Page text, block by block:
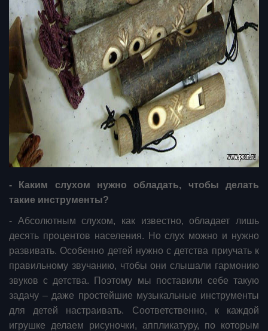
- Каким слухом нужно обладать, чтобы делать
такие инструменты?
- Абсолютным слухом, как известно, обладает лишь
десять процентов населения. Но слух можно и нужно
развивать. Особенно детей нужно с детства приучать к
правильному звучанию, чтобы они слышали гармонию
звуков с детства. Поэтому мы поставили себе такую
задачу – даже простейшие музыкальные инструменты
для детей настраивать. Соответственно, к каждой
игрушке делаем рисуночки, аппликатуру, по которым